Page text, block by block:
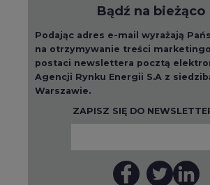
Bądź na bieżąco
Podając adres e-mail wyrażają
na otrzymywanie treści
postaci newslettera pocztą
Agencji Rynku Energii S.A z
Warszawie.
ZAPISZ SIĘ DO